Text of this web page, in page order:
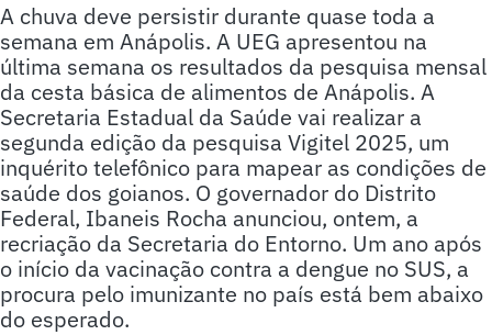
A chuva deve persistir durante quase toda a
semana em Anápolis. A UEG apresentou na
última semana os resultados da pesquisa mensal
da cesta básica de alimentos de Anápolis. A
Secretaria Estadual da Saúde vai realizar a
segunda edição da pesquisa Vigitel 2025, um
inquérito telefônico para mapear as condições de
saúde dos goianos. O governador do Distrito
Federal, Ibaneis Rocha anunciou, ontem, a
recriação da Secretaria do Entorno. Um ano após
o início da vacinação contra a dengue no SUS, a
procura pelo imunizante no país está bem abaixo
do esperado.